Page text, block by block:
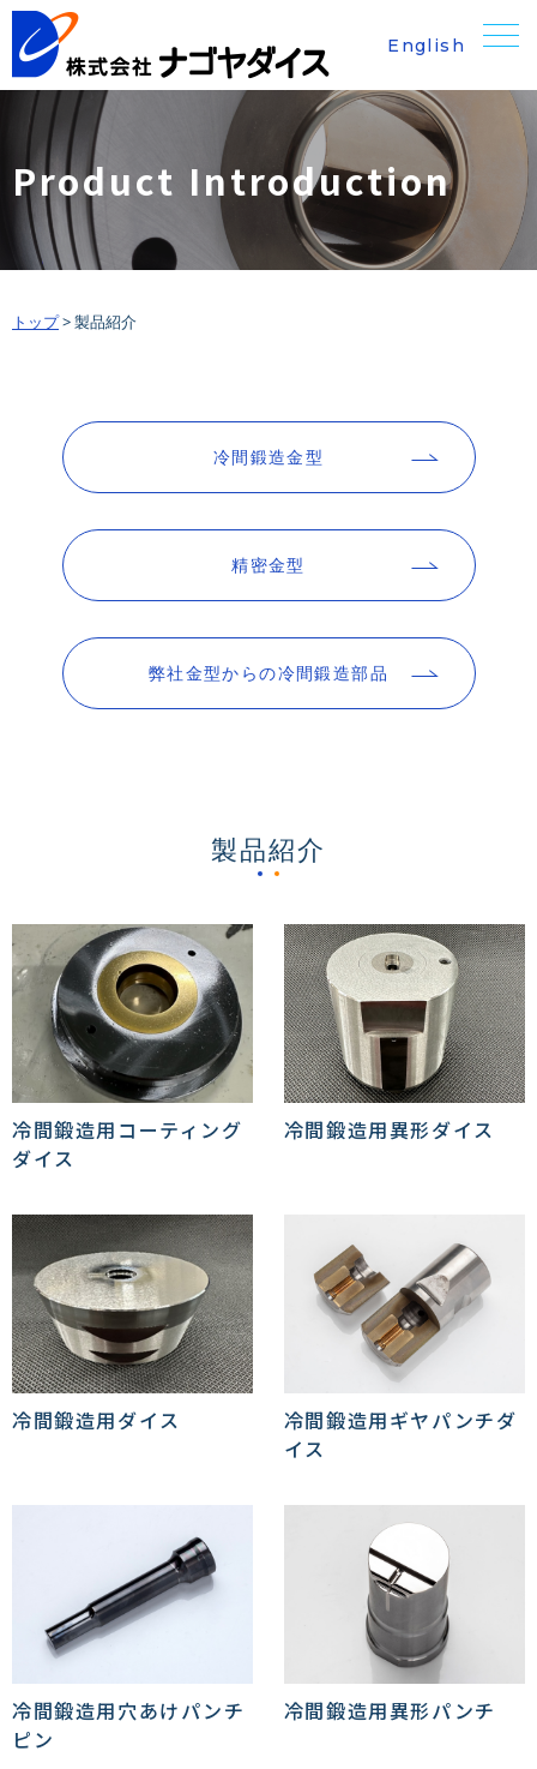
English
Product Introduction
トップ>製品紹介
冷間鍛造金型
精密金型
弊社金型からの冷間鍛造部品
製品紹介
冷間鍛造用コーティング
ダイス
冷間鍛造用異形ダイス
冷間鍛造用ダイス
冷間鍛造用ギヤパンチダ
イス
冷間鍛造用穴あけパンチ
ピン
冷間鍛造用異形パンチ